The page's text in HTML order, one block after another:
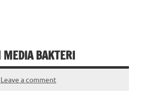
MEDIA BAKTERI
Leave a comment